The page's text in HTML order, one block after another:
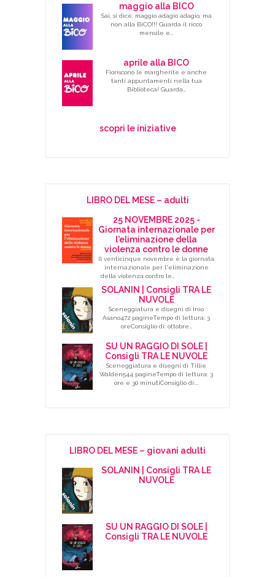
maggio alla BICO
Sai, si dice, maggio adagio adagio, ma
non alla BiCO!!! Guarda il ricco
mensile e…
aprile alla BICO
Fioriscono le margherite e anche
tanti appuntamenti nella tua
Biblioteca! Guarda…
scopri le iniziative
LIBRO DEL MESE – adulti
25 NOVEMBRE 2025 -
Giornata internazionale per
l'eliminazione della
violenza contro le donne
Il venticinque novembre è la giornata
internazionale per l'eliminazione
della violenza contro le…
SOLANIN | Consigli TRA LE
NUVOLE
Sceneggiatura e disegni di Inio
Asano472 pagineTempo di lettura: 3
oreConsiglio di: ottobre…
SU UN RAGGIO DI SOLE |
Consigli TRA LE NUVOLE
Sceneggiatura e disegni di Tillie
Walden544 pagineTempo di lettura: 3
ore e 30 minutiConsiglio di:…
LIBRO DEL MESE – giovani adulti
SOLANIN | Consigli TRA LE
NUVOLE
SU UN RAGGIO DI SOLE |
Consigli TRA LE NUVOLE